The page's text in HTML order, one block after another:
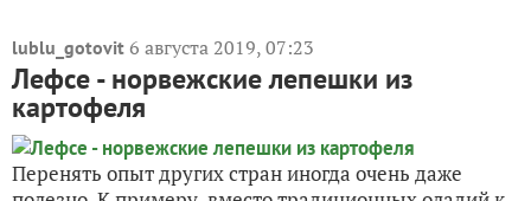
lublu_gotovit 6 августа 2019, 07:23
Лефсе - норвежские лепешки из
картофеля
Перенять опыт других стран иногда очень даже